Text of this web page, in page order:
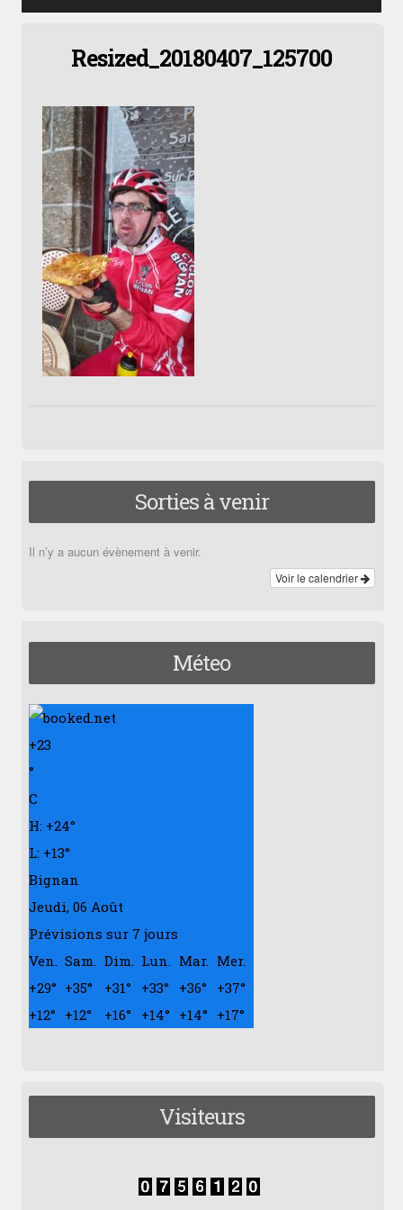
Resized_20180407_125700
Sorties à venir
Il n’y a aucun évènement à venir.
Voir le calendrier
Méteo
+23
°
C
H: +24°
L: +13°
Bignan
Jeudi, 06 Août
Prévisions sur 7 jours
Ven. Sam. Dim. Lun. Mar. Mer.
+29° +35° +31° +33° +36° +37°
+12° +12° +16° +14° +14° +17°
Visiteurs